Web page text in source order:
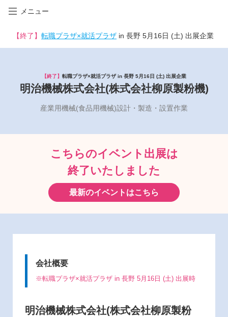
メニュー
【終了】 転職プラザ×就活プラザ in 長野 5月16日 (土) 出展企業
【終了】 転職プラザ×就活プラザ in 長野 5月16日 (土) 出展企業
明治機械株式会社(株式会社柳原製粉機)
産業用機械(食品用機械)設計・製造・設置作業
こちらのイベント出展は
終了いたしました
最新のイベントはこちら
会社概要
※転職プラザ×就活プラザ in 長野 5月16日 (土) 出展時
明治機械株式会社(株式会社柳原製粉